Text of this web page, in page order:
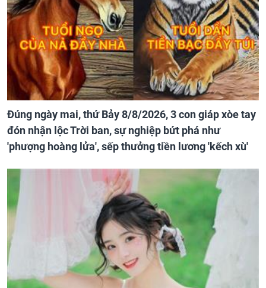
Đúng ngày mai, thứ Bảy 8/8/2026, 3 con giáp xòe tay
đón nhận lộc Trời ban, sự nghiệp bứt phá như
'phượng hoàng lửa', sếp thưởng tiền lương 'kếch xù'